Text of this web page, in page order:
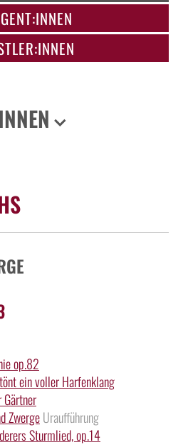
op.82
ein voller Harfenklang
Gärtner
ZwergeUraufführung
Sturmlied, op.14